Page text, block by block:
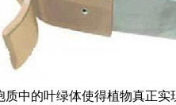
中的叶绿体使得植物真正实